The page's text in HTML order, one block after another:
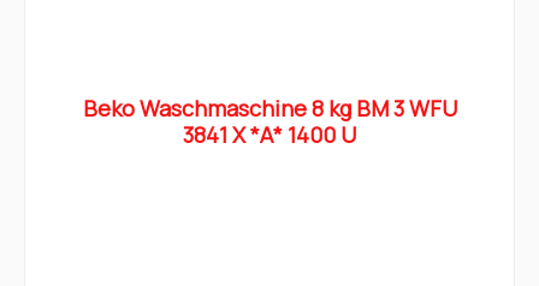
Beko Waschmaschine 8 kg BM 3 WFU
3841 X *A* 1400 U